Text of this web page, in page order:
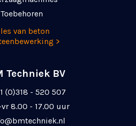
Toebehoren
van beton
>
Techniek BV
(0)318 - 520 507
8.00 - 17.00 uur